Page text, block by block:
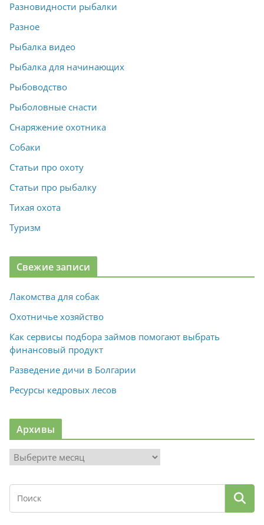
Разновидности рыбалки
Разное
Рыбалка видео
Рыбалка для начинающих
Рыбоводство
Рыболовные снасти
Снаряжение охотника
Собаки
Статьи про охоту
Статьи про рыбалку
Тихая охота
Туризм
Свежие записи
Лакомства для собак
Охотничье хозяйство
Как сервисы подбора займов помогают выбрать
финансовый продукт
Разведение дичи в Болгарии
Ресурсы кедровых лесов
Архивы
х
в